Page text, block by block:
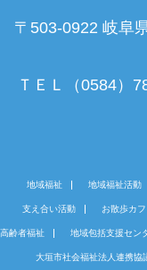
〒503-0922 岐阜
ＴＥＬ（0584）
地域福祉 地域福祉活動
支え合い活動 お散歩カフ
高齢者福祉 地域包括支援セン
大垣市社会福祉法人連携協